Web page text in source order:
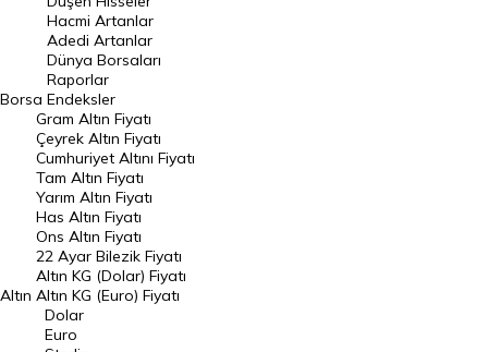
Hacmi Artanlar
Geçmiş Kapanışlar
Dünya Borsaları
Raporlar
Endeksler
DÖVİZ
Döviz Kuru
Dolar Kuru
Euro Kuru
Pound Kuru
Borsa
Hacmi Artanlar
Adedi Artanlar
Dünya Borsaları
Raporlar
Endeksler
Altın
Gram Altın Fiyatı
Çeyrek Altın Fiyatı
Cumhuriyet Altını Fiyatı
Tam Altın Fiyatı
Yarım Altın Fiyatı
Has Altın Fiyatı
Ons Altın Fiyatı
22 Ayar Bilezik Fiyatı
Altın KG (Dolar) Fiyatı
Altın KG (Euro) Fiyatı
Dolar
Euro